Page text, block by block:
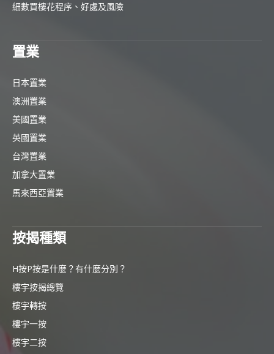
細數買樓花程序、好處及風險
置業
日本置業
澳洲置業
美國置業
英國置業
台灣置業
加拿大置業
馬來西亞置業
按揭種類
H按P按是什麼？有什麼分別？
樓宇按揭總覽
樓宇轉按
樓宇一按
樓宇二按